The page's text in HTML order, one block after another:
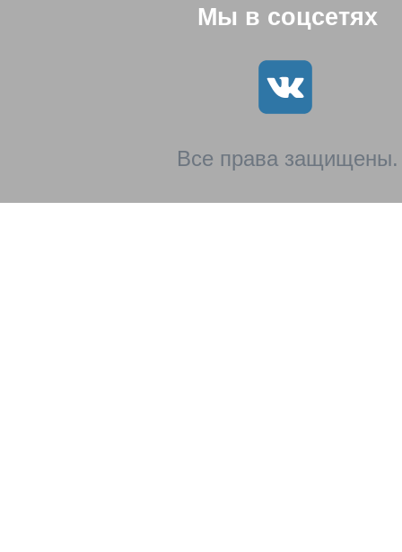
Мы в соцсетях
Все права защищены.